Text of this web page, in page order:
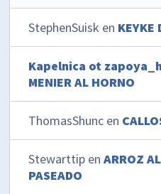
StephenSuisk en KEYKE
Kapelnica ot
MENIER AL HORNO
ThomasShunc en
Stewarttip enARROZ
PASEADO